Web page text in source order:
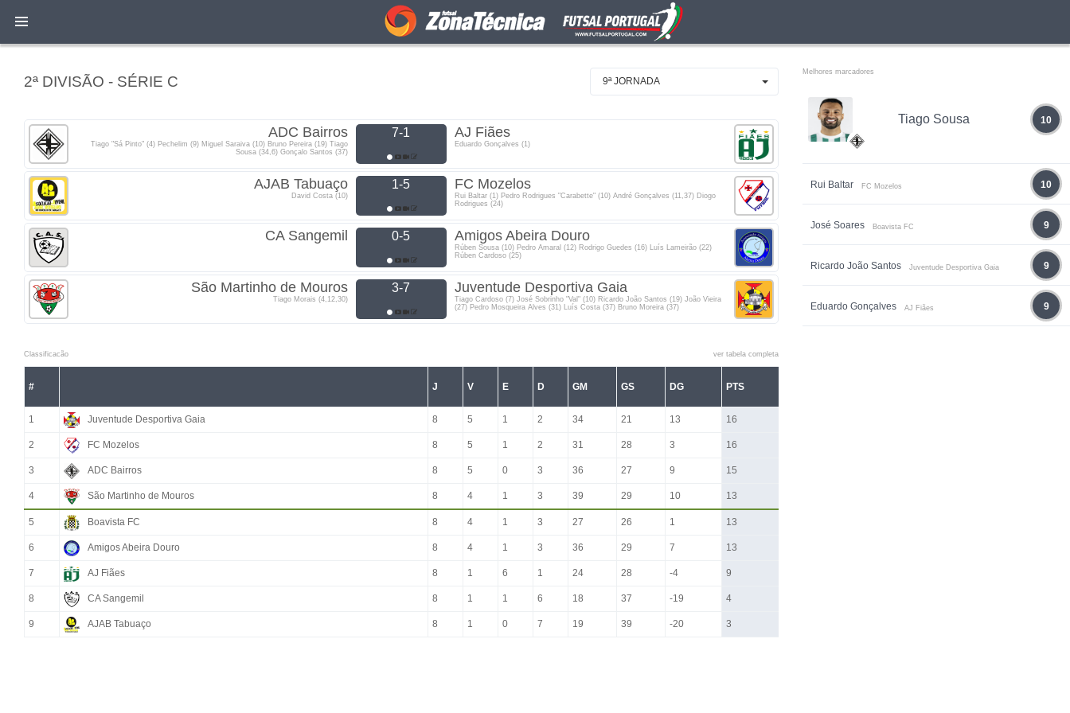
2ª DIVISÃO - SÉRIE C 9ª JORNADA
ADC Bairros
Tiago "Sá Pinto" (4) Pechelim (9) Miguel Saraiva (10) Bruno Pereira (19) Tiago
Sousa (34,6) Gonçalo Santos (37)
7-1 AJ Fiães
Eduardo Gonçalves (1)
AJAB Tabuaço
David Costa (10)
1-5 FC Mozelos
Rui Baltar (1) Pedro Rodrigues "Carabette" (10) André Gonçalves (11,37) Diogo
Rodrigues (24)
CA Sangemil 0-5 Amigos Abeira Douro
Rúben Sousa (10) Pedro Amaral (12) Rodrigo Guedes (16) Luís Lameirão (22)
Rúben Cardoso (25)
São Martinho de Mouros
Tiago Morais (4,12,30)
3-7 Juventude Desportiva Gaia
Tiago Cardoso (7) José Sobrinho "Val" (10) Ricardo João Santos (19) João Vieira
(27) Pedro Mosqueira Alves (31) Luís Costa (37) Bruno Moreira (37)
Classificacão ver tabela completa
# J V E D GM GS DG PTS
1 Juventude Desportiva Gaia 8 5 1 2 34 21 13 16
2 FC Mozelos 8 5 1 2 31 28 3 16
3 ADC Bairros 8 5 0 3 36 27 9 15
4 São Martinho de Mouros 8 4 1 3 39 29 10 13
5 Boavista FC 8 4 1 3 27 26 1 13
6 Amigos Abeira Douro 8 4 1 3 36 29 7 13
7 AJ Fiães 8 1 6 1 24 28 -4 9
8 CA Sangemil 8 1 1 6 18 37 -19 4
9 AJAB Tabuaço 8 1 0 7 19 39 -20 3
Melhores marcadores
Tiago Sousa 10
Rui Baltar FC Mozelos 10
José Soares Boavista FC 9
Ricardo João Santos Juventude Desportiva Gaia 9
Eduardo Gonçalves AJ Fiães 9